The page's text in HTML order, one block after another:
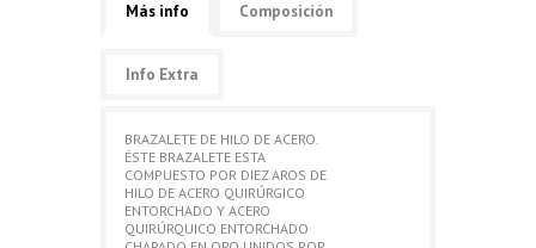
Más info Composición
Info Extra
BRAZALETE DE HILO DE ACERO.
ÉSTE BRAZALETE ESTA
COMPUESTO POR DIEZ AROS DE
HILO DE ACERO QUIRÚRGICO
ENTORCHADO Y ACERO
QUIRÚRQUICO ENTORCHADO